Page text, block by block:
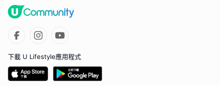
下載 U Lifestyle應用程式